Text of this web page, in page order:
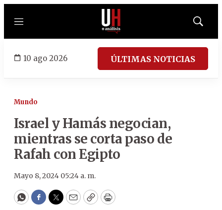
Menú
Mostrar
10 ago 2026 ÚLTIMAS NOTICIAS
Mundo
Israel y Hamás negocian,
mientras se corta paso de
Rafah con Egipto
Mayo 8, 2024 05:24 a. m.
WhatsApp
Facebook
Twitter
EmailCopyPrint